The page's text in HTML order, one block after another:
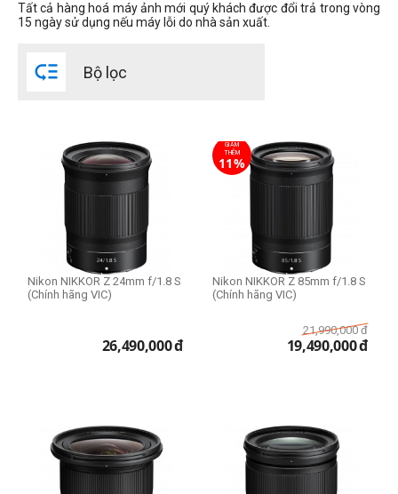
Thể loại lens
Standard Lens
Wide Lens
Prime Lens (Fixed Lens)
Zoom Lens
Cấp độ chuyên nghiệp
Bán chuyên
Chuyên nghiệp
Size 67mm
Size 72mm
Tất cả hàng hoá máy ảnh mới quý khách được đổi trả trong vòng
15 ngày sử dụng nếu máy lỗi do nhà sản xuất.
 Bộ lọc
Nikon NIKKOR Z 24mm f/1.8 S
(Chính hãng VIC)
26,490,000đ
GIẢM
THÊM
11%
Nikon NIKKOR Z 85mm f/1.8 S
(Chính hãng VIC)
21,990,000 đ
19,490,000đ